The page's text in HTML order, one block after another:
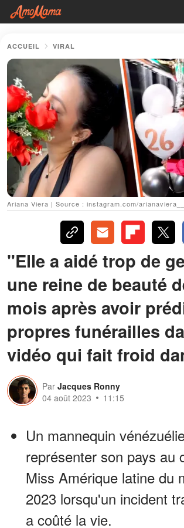
ACCUEIL VIRAL
Ariana Viera | Source : instagram.com/arianaviera__
"Elle a aidé trop de
une reine de beauté
mois après avoir
propres funérailles
vidéo qui fait froid
Par Jacques Ronny
04 août 2023
11:15
Un mannequin
représenter son pays au
Miss Amérique latine du
2023 lorsqu'un incident
a coûté la vie.